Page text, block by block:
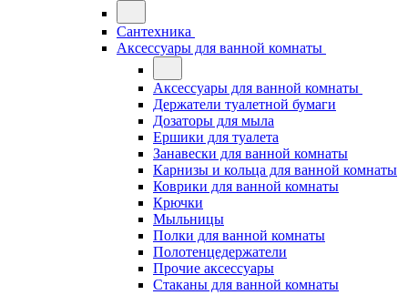
Сантехника
Аксессуары для ванной комнаты
Аксессуары для ванной комнаты
Держатели туалетной бумаги
Дозаторы для мыла
Ершики для туалета
Занавески для ванной комнаты
Карнизы и кольца для ванной комнаты
Коврики для ванной комнаты
Крючки
Мыльницы
Полки для ванной комнаты
Полотенцедержатели
Прочие аксессуары
Стаканы для ванной комнаты